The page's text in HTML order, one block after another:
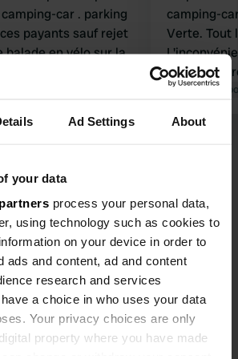
Ad Settings About
your data
process your personal data,
using technology such as cookies to
on your device in order to
ads and content, ad and content
research and services
a choice in who uses your data
Your privacy choices are only
property where you have made
car . parking
payants sauf rejet
balade en vélo sur la
camping-
Verte. Tout
saison des
confronté
Traduit par